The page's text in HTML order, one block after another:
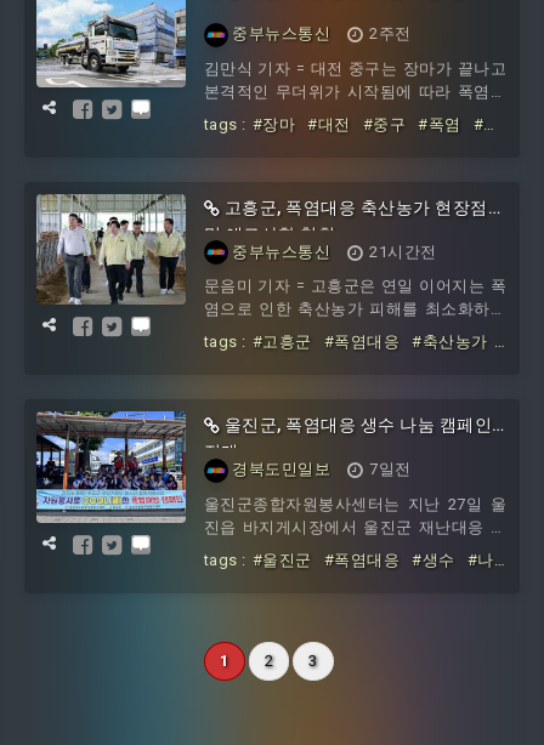
중부뉴스통신
2주전
김만식 기자 = 대전 중구는 장마가 끝나고
본격적인 무더위가 시작됨에 따라 폭염대
응 T/F와 폭염종합지원상황실 운영을 한
층 강화한다고 밝혔다.
tags : #장마 #대전 #중구 #폭염
#대
고흥군, 폭염대응 축산농가 현장점검
및 애로사항 청취
중부뉴스통신
21시간전
문음미 기자 = 고흥군은 연일 이어지는 폭
염으로 인한 축산농가 피해를 최소화하기
위해 지난 4일 공영민 군수가 직접 포두면
축산농가
tags : #고흥군 #폭염대응
#축산농가
울진군, 폭염대응 생수 나눔 캠페인
전개
경북도민일보
7일전
울진군종합자원봉사센터는 지난 27일 울
진읍 바지게시장에서 울진군 재난대응 전
문 자원봉사단과 함께 여름철 폭염으로 인
한 온열질환 예방과 군민 안전의식을 높이
tags : #울진군 #폭염대응 #생수
#나
1 2 3